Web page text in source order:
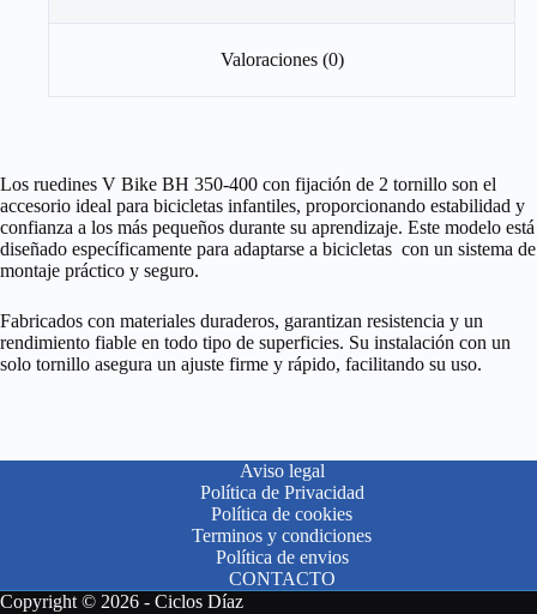
Valoraciones (0)
Los ruedines V Bike BH 350-400 con fijación de 2 tornillo son el
accesorio ideal para bicicletas infantiles, proporcionando estabilidad y
confianza a los más pequeños durante su aprendizaje. Este modelo está
diseñado específicamente para adaptarse a bicicletas con un sistema de
montaje práctico y seguro.
Fabricados con materiales duraderos, garantizan resistencia y un
rendimiento fiable en todo tipo de superficies. Su instalación con un
solo tornillo asegura un ajuste firme y rápido, facilitando su uso.
Aviso legal
Política de Privacidad
Política de cookies
Terminos y condiciones
Política de envios
CONTACTO
Copyright © 2026 - Ciclos Díaz